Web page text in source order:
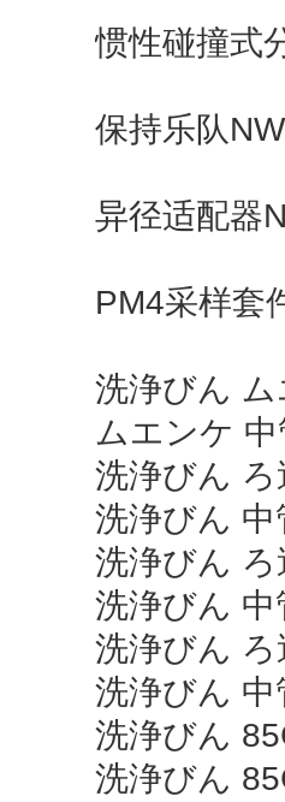
惯性碰撞式
保持乐队
异径适配器
PM4采样套
洗浄びん
ムエンケ
洗浄びん
洗浄びん
洗浄びん
洗浄びん
洗浄びん
洗浄びん
洗浄びん
洗浄びん